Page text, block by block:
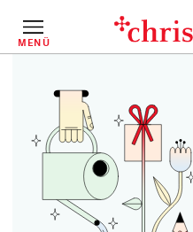
InhaltMENÜ
und weiterlesen